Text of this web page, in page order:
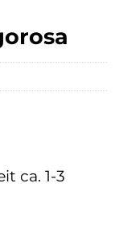
ca. 1-3